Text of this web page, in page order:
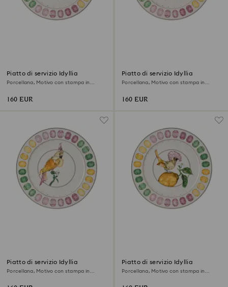
Piatto di servizio Idyllia
Porcellana, Motivo con stampa in
160 EUR
Piatto di servizio Idyllia
Porcellana, Motivo con stampa in
160 EUR
Piatto di servizio Idyllia
Porcellana, Motivo con stampa in
Piatto di servizio Idyllia
Porcellana, Motivo con stampa in